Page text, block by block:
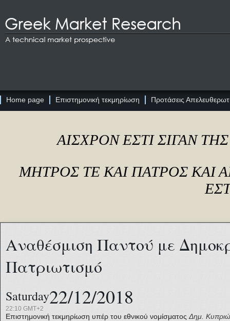
Home page Επιστημονική τεκμηρίωση Προτάσεις
ΑΙΣΧΡΟΝ ΕΣΤΙ ΣΙΓΑΝ
ΜΗΤΡΟΣ ΤΕ ΚΑΙ ΠΑΤΡΟΣ ΚΑΙ
Αναθέσμιση Παντού με
Πατριωτισμό
Saturday22/12/2018
22:10 GMT+2
Επιστημονική τεκμηρίωση υπέρ του εθνικού νομίσματος Δημ.